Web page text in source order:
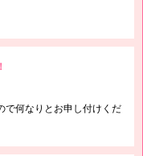
で何なりとお申し付けくだ